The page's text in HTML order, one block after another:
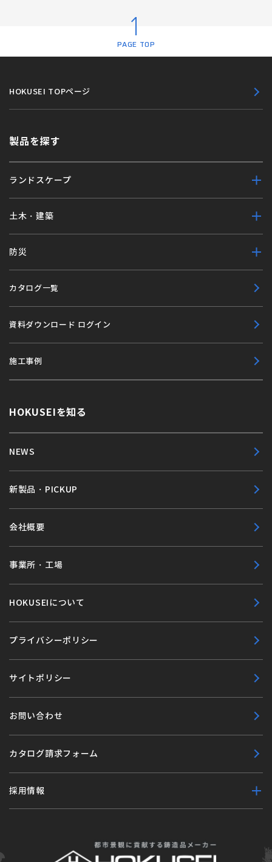
PAGE TOP
HOKUSEI TOPページ
製品を探す
ランドスケープ
土木・建築
防災
カタログ一覧
資料ダウンロード ログイン
施工事例
HOKUSEIを知る
NEWS
新製品・PICKUP
会社概要
事業所・工場
HOKUSEIについて
プライバシーポリシー
サイトポリシー
お問い合わせ
カタログ請求フォーム
採用情報